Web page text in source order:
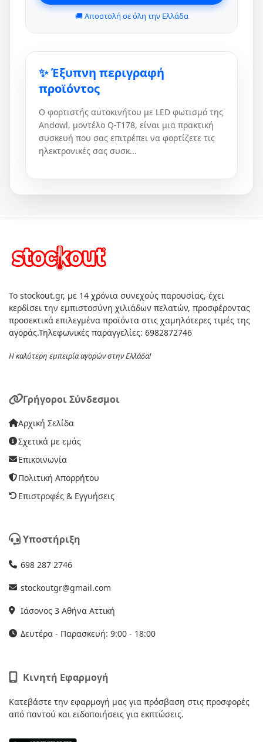
🚚 Αποστολή σε όλη την Ελλάδα
✨ Έξυπνη περιγραφή
προϊόντος
Ο φορτιστής αυτοκινήτου με LED φωτισμό της
Andowl, μοντέλο Q-T178, είναι μια πρακτική
συσκευή που σας επιτρέπει να φορτίζετε τις
ηλεκτρονικές σας συσκ...
Το stockout.gr, με 14 χρόνια συνεχούς παρουσίας, έχει
κερδίσει την εμπιστοσύνη χιλιάδων πελατών, προσφέροντας
προσεκτικά επιλεγμένα προϊόντα στις χαμηλότερες τιμές της
αγοράς.Τηλεφωνικές παραγγελίες: 6982872746
Η καλύτερη εμπειρία αγορών στην Ελλάδα!
Γρήγοροι Σύνδεσμοι
Αρχική Σελίδα
Σχετικά με εμάς
Επικοινωνία
Πολιτική Απορρήτου
Επιστροφές & Εγγυήσεις
Υποστήριξη
698 287 2746
stockoutgr@gmail.com
Ιάσονος 3 Αθήνα Αττική
Δευτέρα - Παρασκευή: 9:00 - 18:00
Κινητή Εφαρμογή
Κατεβάστε την εφαρμογή μας για πρόσβαση στις προσφορές
από παντού και ειδοποιήσεις για εκπτώσεις.